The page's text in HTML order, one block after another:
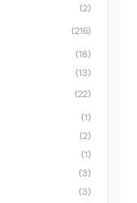
(2)
(216)
(18)
(13)
(22)
(1)
(2)
(1)
(3)
(3)